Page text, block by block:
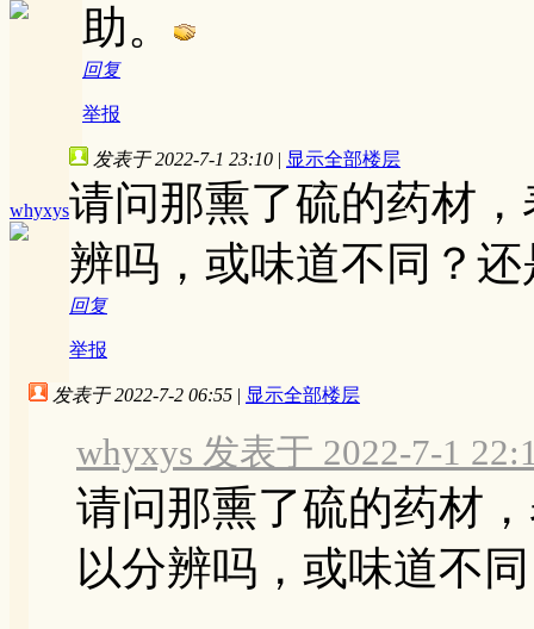
助。
回复
举报
whyxys
发表于 2022-7-1 23:10 | 显示全部楼层
请问那熏了硫的药材
辨吗，或味道不同？
回复
举报
发表于 2022-7-2 06:55 | 显示全部楼层
whyxys 发表于 2022-7-1
请问那熏了硫的药材
以分辨吗，或味道不